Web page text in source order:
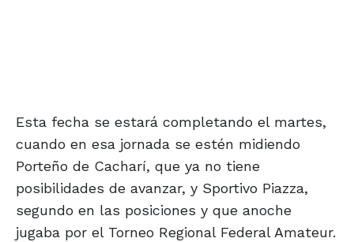
Esta fecha se estará completando el martes,
cuando en esa jornada se estén midiendo
Porteño de Cacharí, que ya no tiene
posibilidades de avanzar, y Sportivo Piazza,
segundo en las posiciones y que anoche
jugaba por el Torneo Regional Federal Amateur.